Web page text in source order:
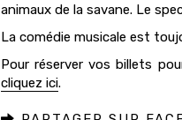
animaux de la savane. Le
La comédie musicale est
Pour réserver vos billets
cliquez ici.